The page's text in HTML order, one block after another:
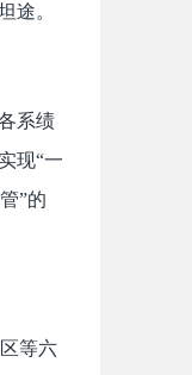
途。
系绩
现“一
”的
等六